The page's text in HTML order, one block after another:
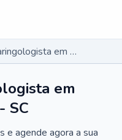
Otorrinolaringologista em Biguaçu - SC
em
SC
e agende agora a sua